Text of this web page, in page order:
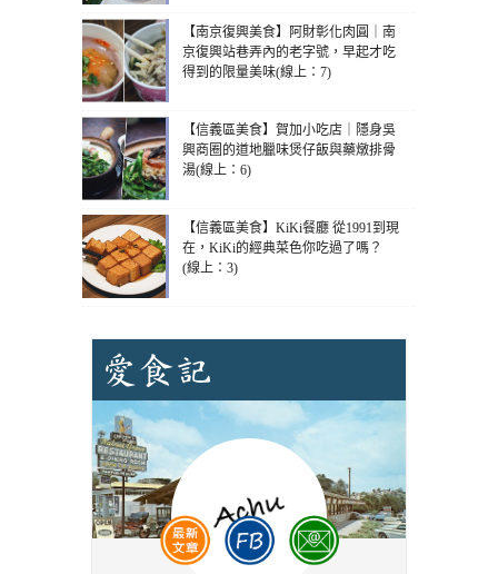
【南京復興美食】阿財彰化肉圓｜南
京復興站巷弄內的老字號，早起才吃
得到的限量美味(線上：7)
【信義區美食】賀加小吃店｜隱身吳
興商圈的道地臘味煲仔飯與藥燉排骨
湯(線上：6)
【信義區美食】KiKi餐廳 從1991到現
在，KiKi的經典菜色你吃過了嗎？
(線上：3)